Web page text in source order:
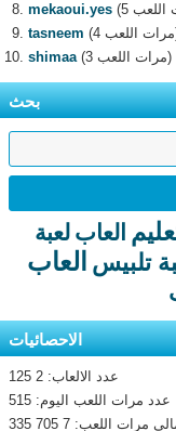
mekaoui.yes
tasneem
shimaa
(3 مرات اللعب)
بحث
العاب لعبة
تلبيس العاب
الاحصائيات
عدد الالعاب: 2 125
عدد مرات اللعب اليوم: 515
مرات اللعب: 7 705 335